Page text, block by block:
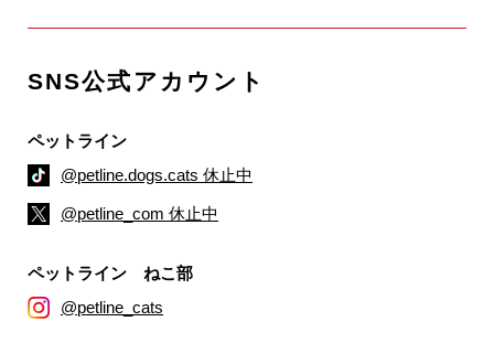
SNS公式アカウント
ペットライン
@petline.dogs.cats 休止中
@petline_com 休止中
ペットライン ねこ部
@petline_cats